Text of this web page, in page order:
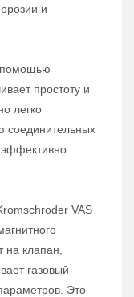
и
помощью
простоту и
легко
соединительных
эффективно
VAS
на клапан,
газовый
Это